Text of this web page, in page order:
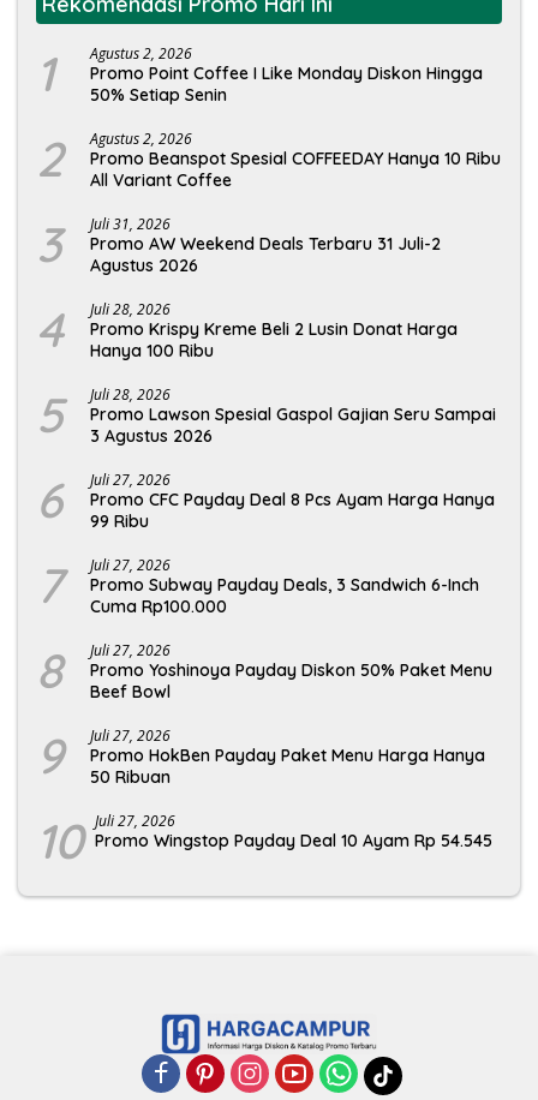
1 Agustus 2, 2026
Promo Point Coffee I Like Monday Diskon Hingga
50% Setiap Senin
2 Agustus 2, 2026
Promo Beanspot Spesial COFFEEDAY Hanya 10 Ribu
All Variant Coffee
3 Juli 31, 2026
Promo AW Weekend Deals Terbaru 31 Juli-2
Agustus 2026
4 Juli 28, 2026
Promo Krispy Kreme Beli 2 Lusin Donat Harga
Hanya 100 Ribu
5 Juli 28, 2026
Promo Lawson Spesial Gaspol Gajian Seru Sampai
3 Agustus 2026
6 Juli 27, 2026
Promo CFC Payday Deal 8 Pcs Ayam Harga Hanya
99 Ribu
7 Juli 27, 2026
Promo Subway Payday Deals, 3 Sandwich 6-Inch
Cuma Rp100.000
8 Juli 27, 2026
Promo Yoshinoya Payday Diskon 50% Paket Menu
Beef Bowl
9 Juli 27, 2026
Promo HokBen Payday Paket Menu Harga Hanya
50 Ribuan
10 Juli 27, 2026
Promo Wingstop Payday Deal 10 Ayam Rp 54.545